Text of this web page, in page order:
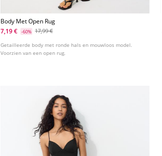
Body Met Open Rug
7,19 €
-60% 17,99 €
Getailleerde body met ronde hals en mouwloos model.
Voorzien van een open rug.